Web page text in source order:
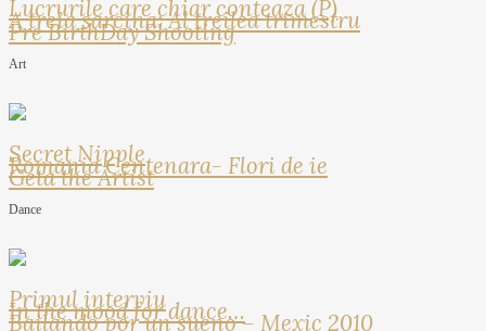
Lucrurile care chiar conteaza (P)
A treia sarcina: Al treilea trimestru
Pre BirthDay Shooting
Art
Secret Nipple
Romania Centenara- Flori de ie
Geta the Artist
Dance
Primul interviu
In the mood for dance…
Bailando por un sueno – Mexic 2010